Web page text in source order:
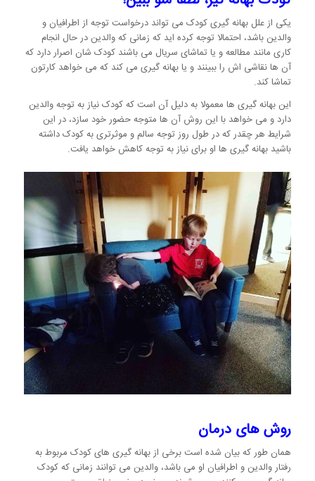
یکی از علل بهانه گیری کودک می تواند درخواست توجه از اطرافیان و
والدین باشد، احتمالا توجه کرده اید که زمانی که والدین در حال انجام
کاری مانند مطالعه و یا تماشای سریال می باشند کودک شان اصرار دارد که
آن ها نقاشی اش را ببینند و یا بهانه گیری می کند که می خواهد کارتون
تماشا کند.
این بهانه گیری ها معمولا به دلیل آن است که کودک نیاز به توجه والدین
دارد و می خواهد با این روش آن ها متوجه حضور خود سازد، در این
شرایط هر چقدر که در طول روز توجه سالم و موثرتری به کودک داشته
باشید بهانه گیری ها او برای نیاز به توجه کاهش خواهد یافت.
روش های درمان
همان طور که بیان شده است برخی از بهانه گیری های کودک مربوط به
رفتار والدین و اطرافیان او می باشد، والدین می توانند زمانی که کودک